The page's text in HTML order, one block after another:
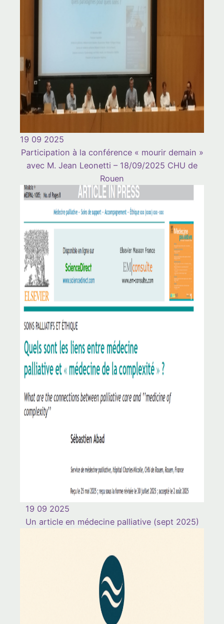
19 09 2025
Participation à la conférence « mourir demain »
avec M. Jean Leonetti – 18/09/2025 CHU de
Rouen
19 09 2025
Un article en médecine palliative (sept 2025)